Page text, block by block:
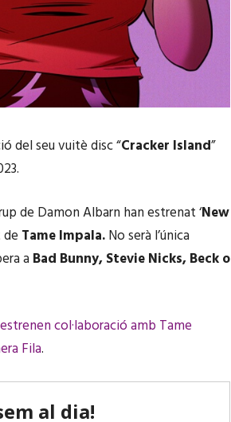
del seu vuitè disc “Cracker Island”
de Damon Albarn han estrenat ‘New
de Tame Impala.No serà l’única
a Bad Bunny, Stevie Nicks, Beck o
col·laboració amb Tame
Fila.